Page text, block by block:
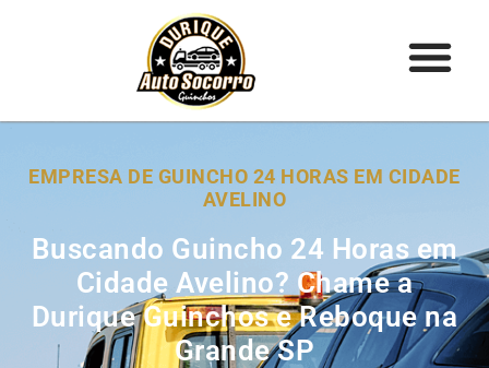
EMPRESA DE GUINCHO 24 HORAS EM CIDADE
AVELINO
Buscando Guincho 24 Horas em
Cidade Avelino? Chame a
Durique Guinchos e Reboque na
Grande SP